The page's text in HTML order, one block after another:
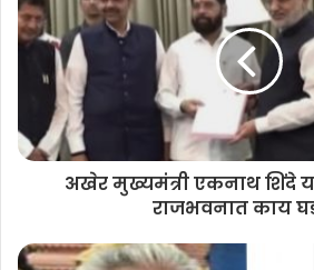
अखेर मुख्यमंत्री एकनाथ शिंदे
राजभवनात काय